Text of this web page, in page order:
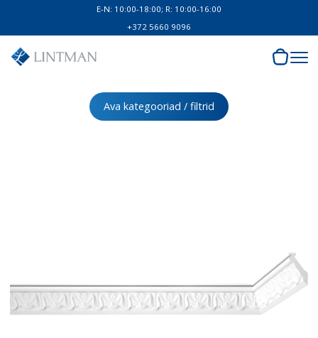
E-N: 10:00-18:00; R: 10:00-16:00
+372 5660 9096
Ava kategooriad / filtrid